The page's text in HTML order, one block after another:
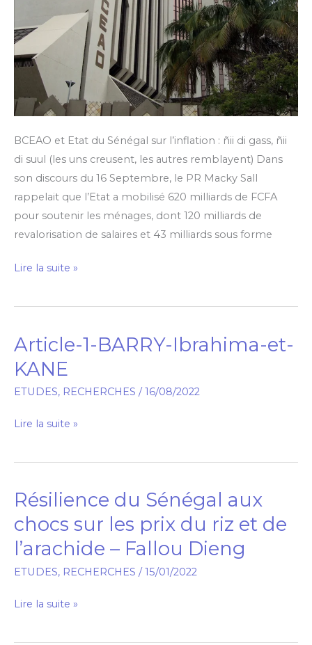
BCEAO et Etat du Sénégal sur l’inflation : ñii di gass, ñii
di suul (les uns creusent, les autres remblayent) Dans
son discours du 16 Septembre, le PR Macky Sall
rappelait que l’Etat a mobilisé 620 milliards de FCFA
pour soutenir les ménages, dont 120 milliards de
revalorisation de salaires et 43 milliards sous forme
Lire la suite »
Article-1-BARRY-Ibrahima-et-
KANE
ETUDES, RECHERCHES /16/08/2022
Article-
1-
BARRY-
Ibrahima-
Lire la suite »
Résilience du Sénégal aux
chocs sur les prix du riz et de
l’arachide – Fallou Dieng
ETUDES, RECHERCHES /15/01/2022
Résilience
Sénégal
aux
chocs
les
Lire la suite »